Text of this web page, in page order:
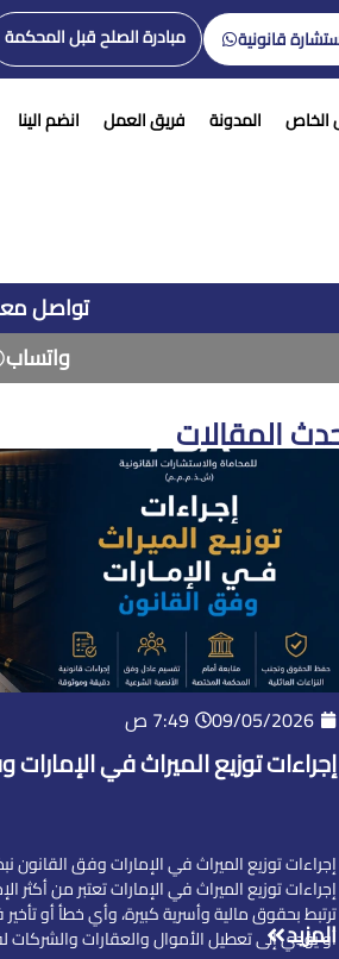
قانونية مبادرة الصلح قبل المحكمة
الخاص المدونة فريق العمل انضم الينا
تواصل
واتساب
المقالات
09/05/2026 7:49 ص
إجراءات توزيع الميراث في
إجراءات توزيع الميراث في الإمارات وفق القانون
إجراءات توزيع الميراث في الإمارات تعتبر من أكثر
ترتبط بحقوق مالية وأسرية كبيرة، وأي خطأ أو
أو يؤدي إلى تعطيل الأموال والعقارات والشركات
المزيد